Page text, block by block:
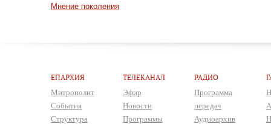
Мнение поколения
ЕПАРХИЯ
Митрополит
События
Структура
ТЕЛЕКАНАЛ
Эфир
Новости
Программы
РАДИО
Программа
передач
Аудиоархив